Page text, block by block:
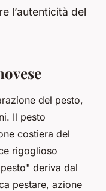
l’autenticità del
del pesto,
Il pesto
costiera del
rigoglioso
deriva dal
pestare, azione